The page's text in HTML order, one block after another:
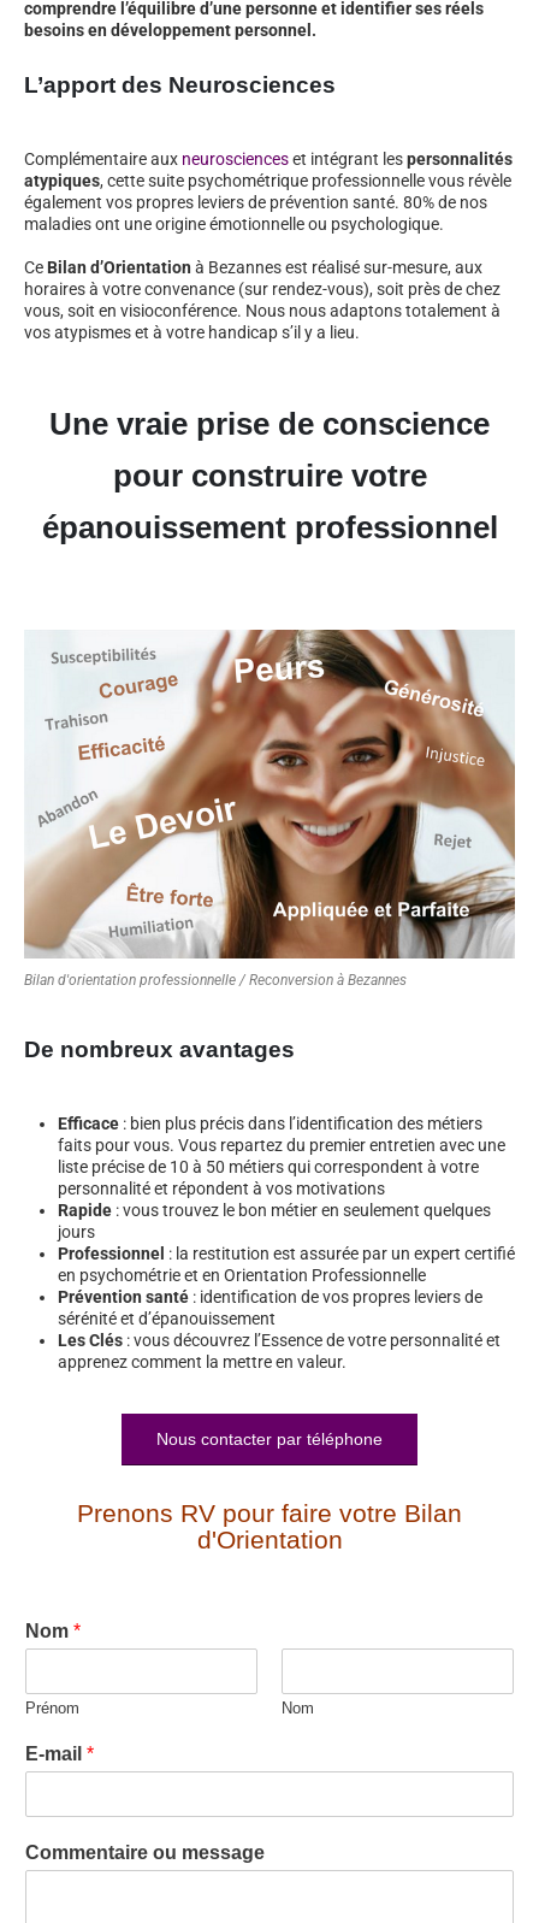
comprendre l’équilibre d’une personne et identifier ses réels
besoins en développement personnel.
L’apport des Neurosciences
Complémentaire aux neuroscienceset intégrant lespersonnalités
atypiques, cette suite psychométrique professionnelle vous révèle
également vos propres leviers de prévention santé. 80% de nos
maladies ont une origine émotionnelle ou psychologique.
Ce Bilan d’Orientation à Bezannes est réalisé sur-mesure, aux
horaires à votre convenance (sur rendez-vous), soit près de chez
vous, soit en visioconférence. Nous nous adaptons totalement à
vos atypismes et à votre handicap s’il y a lieu.
Une vraie prise de conscience
pour construire votre
épanouissement professionnel
Bilan d'orientation professionnelle / Reconversion à Bezannes
De nombreux avantages
Efficace : bien plus précis dans l’identification des métiers
faits pour vous. Vous repartez du premier entretien avec une
liste précise de 10 à 50 métiers qui correspondent à votre
personnalité et répondent à vos motivations
Rapide : vous trouvez le bon métier en seulement quelques
jours
Professionnel : la restitution est assurée par un expert certifié
en psychométrie et en Orientation Professionnelle
Prévention santé : identification de vos propres leviers de
sérénité et d’épanouissement
Les Clés : vous découvrez l’Essence de votre personnalité et
apprenez comment la mettre en valeur.
Nous contacter par téléphone
Prenons RV pour faire votre Bilan
d'Orientation
Nom *
Prénom Nom
E-mail *
Commentaire ou message